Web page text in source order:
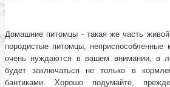
Домашние питомцы - такая же часть
породистые питомцы, неприспособленные
очень нуждаются в вашем внимании, в
будет заключаться не только в
бантиками. Хорошо подумайте,